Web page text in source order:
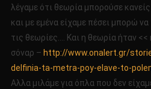
λέγαμε ότι θεωρία μπορούσε
και με εμένα είχαμε πέσει μπορώ
τις θεωρίες…. Και η θεωρία ήταν
σόναρ – http://www.onalert.gr/
delfinia-ta-metra-poy-elave-to-
Αλλα μιλάμε για όπλα που δεν